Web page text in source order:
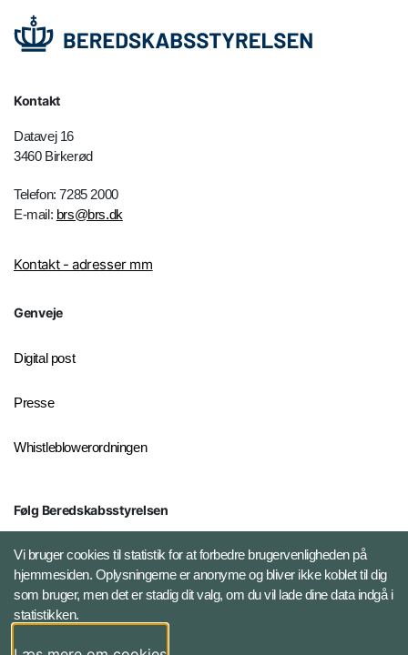
Kontakt
Datavej 16
3460 Birkerød
Telefon: 7285 2000
E-mail: brs@brs.dk
Kontakt - adresser mm
Genveje
Digital post
Presse
Whistleblowerordningen
Følg Beredskabsstyrelsen
X BRSdk
LinkedIn BRS-profil
Vi bruger cookies til statistik for at forbedre brugervenligheden på
hjemmesiden. Oplysningerne er anonyme og bliver ikke koblet til dig
som bruger, men det er stadig dit valg, om du vil lade dine data indgå i
statistikken.